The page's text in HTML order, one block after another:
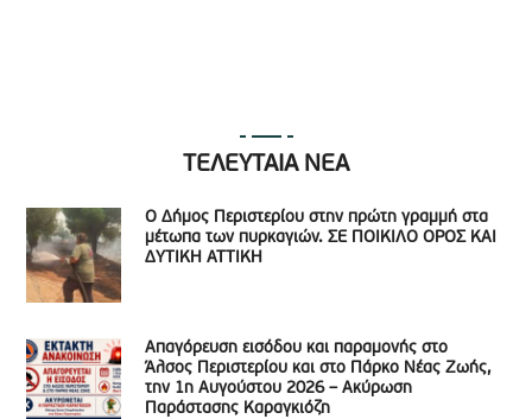
ΤΕΛΕΥΤΑΙΑ ΝΕΑ
Ο Δήμος Περιστερίου στην πρώτη γραμμή στα
μέτωπα των πυρκαγιών. ΣΕ ΠΟΙΚΙΛΟ ΟΡΟΣ ΚΑΙ
ΔΥΤΙΚΗ ΑΤΤΙΚΗ
Απαγόρευση εισόδου και παραμονής στο
Άλσος Περιστερίου και στο Πάρκο Νέας Ζωής,
την 1η Αυγούστου 2026 – Ακύρωση
Παράστασης Καραγκιόζη